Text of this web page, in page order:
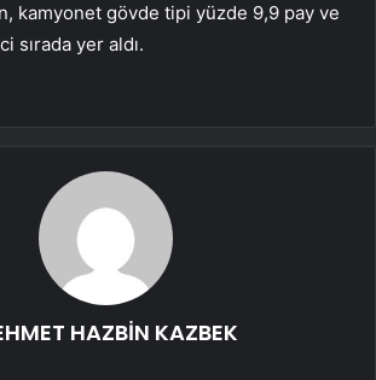
kamyonet gövde tipi yüzde 9,9 pay ve
sırada yer aldı.
HAZBİN KAZBEK